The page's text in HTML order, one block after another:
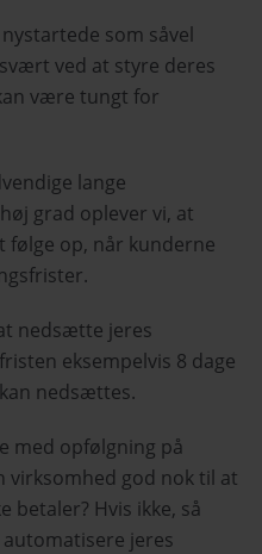
som såvel
ved at styre deres
være tungt for
lange
grad oplever vi, at
følge op, når kunderne
nedsætte jeres
eksempelvis 8 dage
nedsættes.
med opfølgning på
virksomhed god nok til at
betaler? Hvis ikke, så
jeres